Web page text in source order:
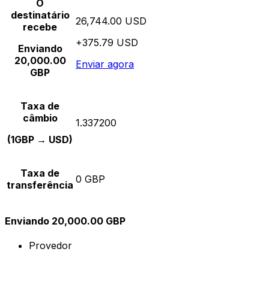
O
destinatário
recebe
Enviando
20,000.00
GBP
26,744.00 USD
+375.79 USD
Enviar agora
Taxa de
câmbio
(1GBP → USD)
1.337200
Taxa de
transferência 0 GBP
Enviando 20,000.00 GBP
Provedor